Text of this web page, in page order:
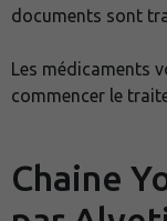
documents sont
Les médicaments
commencer le
Chaine